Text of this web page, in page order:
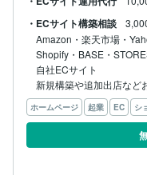
・ECサイト構築相談
Amazon・楽天市場・
Shopify・BASE・
自社ECサイト
新規構築や追加出店など
ホームページ 起業 EC シ